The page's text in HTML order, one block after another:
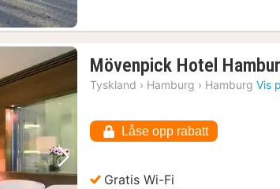
Neste bilde
Mövenpick Hotel
Tyskland › Hamburg › Hamburg Vis
Låse opp rabatt
Gratis Wi-Fi